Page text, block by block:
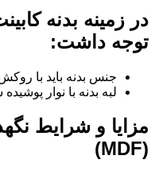
در زمینه بدنه
توجه داشت:
جنس بدنه باید با
لبه بدنه با نوار
مزایا و شرایط
(MDF)